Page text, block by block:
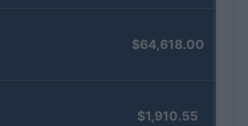
$64,618.00
$1,910.55